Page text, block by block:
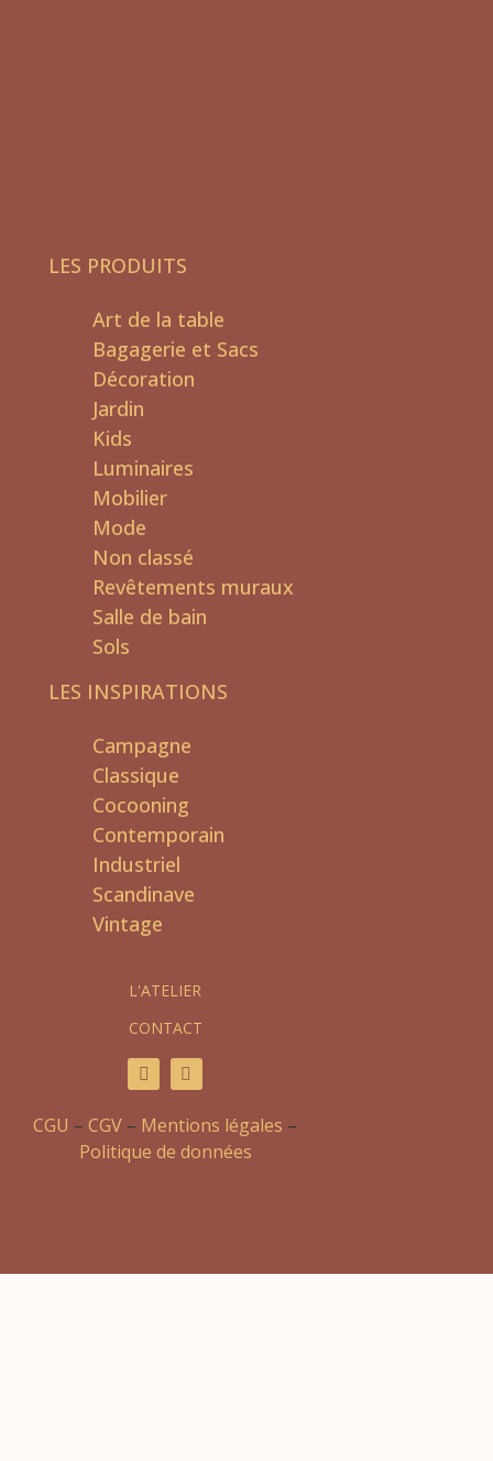
LES PRODUITS
Art de la table
Bagagerie et Sacs
Décoration
Jardin
Kids
Luminaires
Mobilier
Mode
Non classé
Revêtements muraux
Salle de bain
Sols
LES INSPIRATIONS
Campagne
Classique
Cocooning
Contemporain
Industriel
Scandinave
Vintage
L'ATELIER
CONTACT
CGU – CGV – Mentions légales –
Politique de données